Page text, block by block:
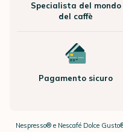
Specialista del mondo
del caffè
Pagamento sicuro
Nespresso® e Nescafé Dolce